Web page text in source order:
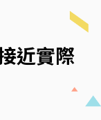
近實際